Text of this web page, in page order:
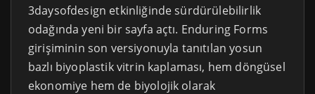
3daysofdesign etkinliğinde sürdürülebilirlik
odağında yeni bir sayfa açtı. Enduring Forms
girişiminin son versiyonuyla tanıtılan yosun
bazlı biyoplastik vitrin kaplaması, hem döngüsel
ekonomiye hem de biyolojik olarak